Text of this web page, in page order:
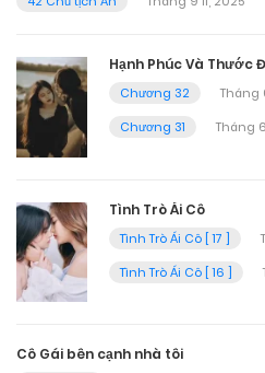
Hạnh Phúc Và Thước
Chương 32
Tháng
Chương 31
Tháng
Tình Trò Ái Cô
Tình Trò Ái Cô [ 17 ]
Tình Trò Ái Cô [ 16 ]
Cô Gái bên cạnh nhà tôi